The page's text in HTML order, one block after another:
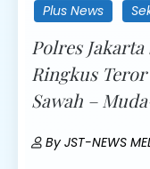
Plus News
Polres Jakarta
Ringkus Teror
Sawah –
ByJST-NEWS